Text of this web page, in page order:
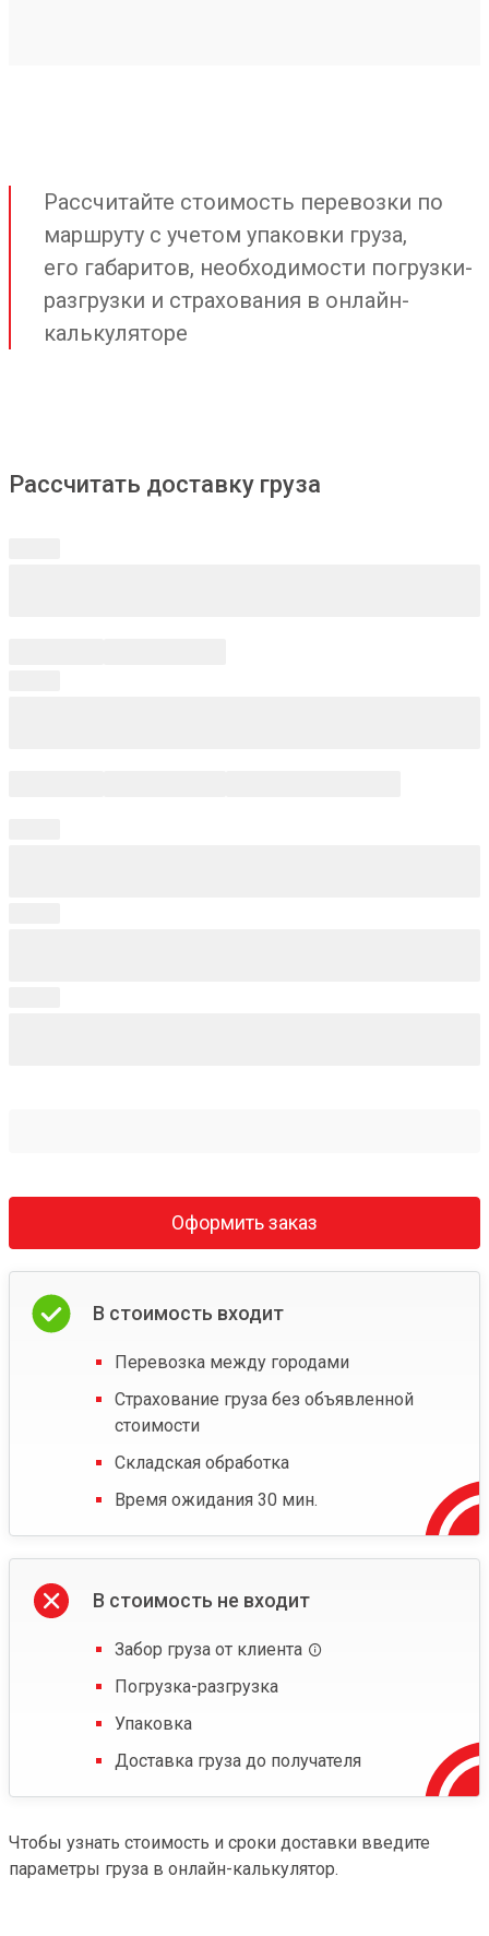
Рассчитайте стоимость перевозки по
маршруту с учетом упаковки груза,
его габаритов, необходимости погрузки-
разгрузки и страхования в онлайн-
калькуляторе
Рассчитать доставку груза
Оформить заказ
В стоимость входит
Перевозка между городами
Страхование груза без объявленной
стоимости
Складская обработка
Время ожидания 30 мин.
В стоимость не входит
Забор груза от клиента
Погрузка-разгрузка
Упаковка
Доставка груза до получателя
Чтобы узнать стоимость и сроки доставки введите
параметры груза в онлайн-калькулятор.